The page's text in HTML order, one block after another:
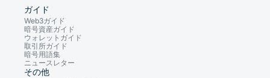
ガイド
Web3ガイド
暗号資産ガイド
ウォレットガイド
取引所ガイド
暗号用語集
ニュースレター
その他